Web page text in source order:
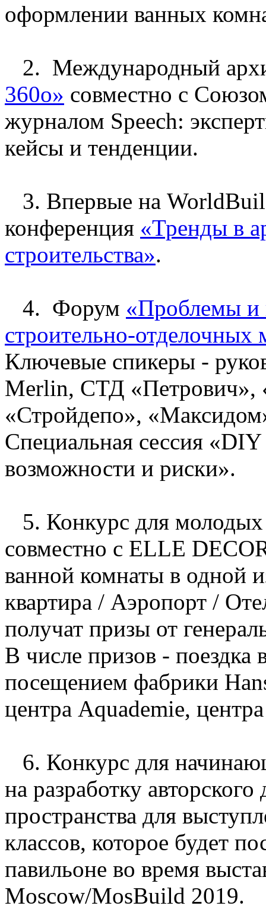
оформлении ванных
2. Международный
360о» совместно с
журналом Speech:
кейсы и тенденции.
3. Впервые на
конференция «Тренды в
строительства».
4. Форум «Проблемы и
строительно-отделочных
Ключевые спикеры -
Merlin, СТД «Петрович»,
«Стройдепо»,
Специальная сессия
возможности и риски».
5. Конкурс для
совместно с ELLE
ванной комнаты в одной
квартира / Аэропорт /
получат призы от
В числе призов -
посещением фабрики
центра Aquademie,
6. Конкурс для
на разработку
пространства для
классов, которое будет
павильоне во время
Moscow/MosBuild 2019.